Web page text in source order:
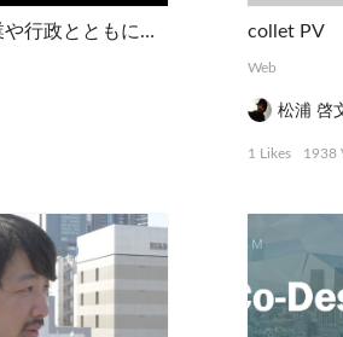
PLAYGROUND | 企業や行政とともに社会や事業をデザインする実験的プラットフォーム collet PV
Web
松浦 啓
1 Likes 1938